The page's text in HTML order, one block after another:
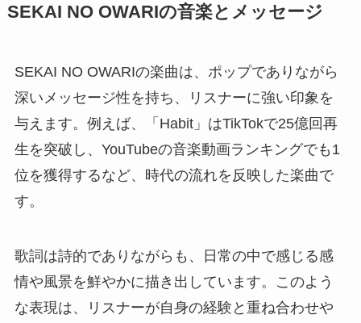
SEKAI NO OWARIの音楽とメッセージ
SEKAI NO OWARIの楽曲は、ポップでありながら
深いメッセージ性を持ち、リスナーに強い印象を
与えます。例えば、「Habit」はTikTokで25億回再
生を突破し、YouTubeの音楽動画ランキングでも1
位を獲得するなど、時代の流れを反映した楽曲で
す。
歌詞は詩的でありながらも、日常の中で感じる感
情や風景を鮮やかに描き出しています。このよう
な表現は、リスナーが自身の経験と重ね合わせや